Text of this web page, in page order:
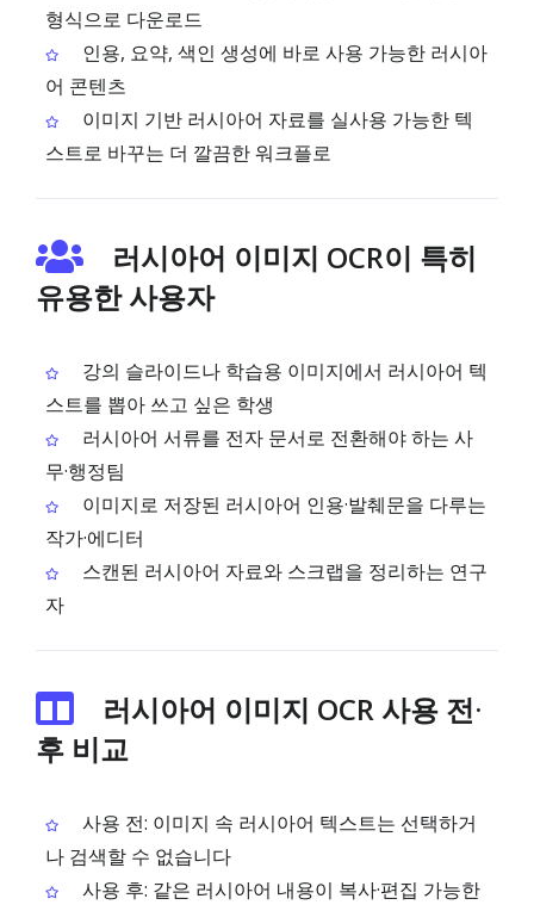
형식으로 다운로드
인용, 요약, 색인 생성에 바로 사용 가능한 러시아
어 콘텐츠
이미지 기반 러시아어 자료를 실사용 가능한 텍
스트로 바꾸는 더 깔끔한 워크플로
러시아어 이미지 OCR이 특히
유용한 사용자
강의 슬라이드나 학습용 이미지에서 러시아어 텍
스트를 뽑아 쓰고 싶은 학생
러시아어 서류를 전자 문서로 전환해야 하는 사
무·행정팀
이미지로 저장된 러시아어 인용·발췌문을 다루는
작가·에디터
스캔된 러시아어 자료와 스크랩을 정리하는 연구
자
러시아어 이미지 OCR 사용 전·
후 비교
사용 전: 이미지 속 러시아어 텍스트는 선택하거
나 검색할 수 없습니다
사용 후: 같은 러시아어 내용이 복사·편집 가능한